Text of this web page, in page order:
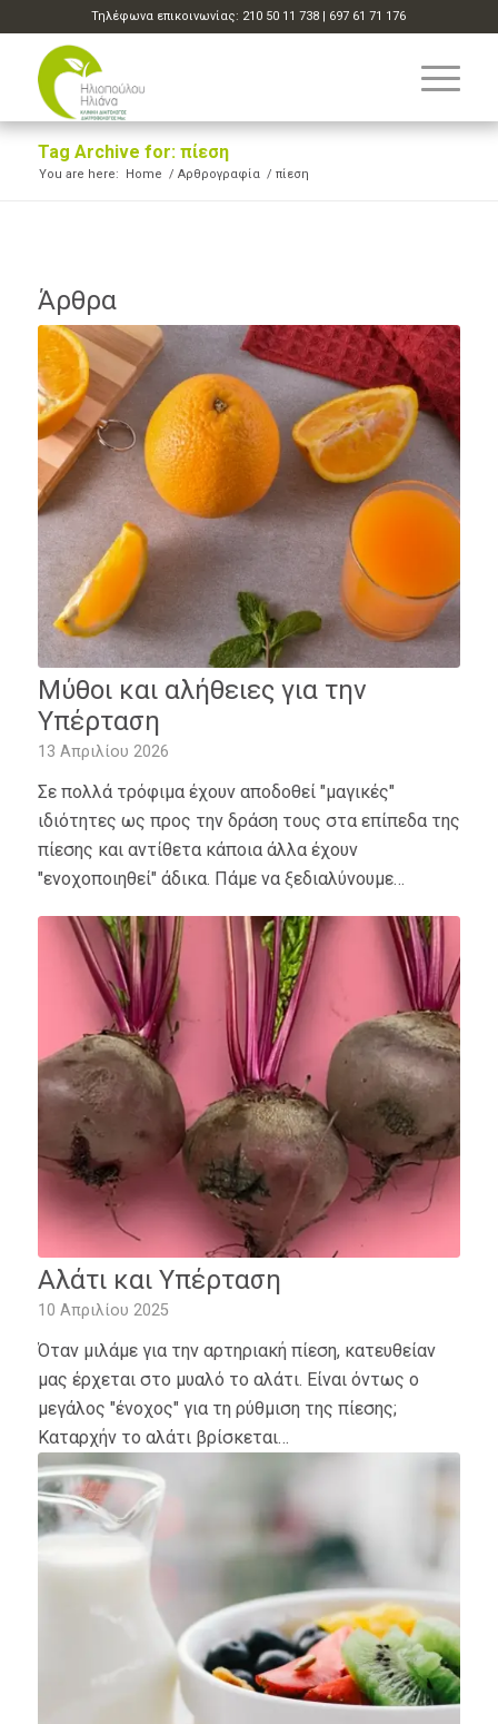
Τηλέφωνα επικοινωνίας: 210 50 11 738 | 697 61 71 176
Tag Archive for: πίεση
You are here: Home / Αρθρογραφία / πίεση
Άρθρα
Μύθοι και αλήθειες για την
Υπέρταση
13 Απριλίου 2026
Σε πολλά τρόφιμα έχουν αποδοθεί "μαγικές"
ιδιότητες ως προς την δράση τους στα επίπεδα της
πίεσης και αντίθετα κάποια άλλα έχουν
"ενοχοποιηθεί" άδικα. Πάμε να ξεδιαλύνουμε…
Αλάτι και Υπέρταση
10 Απριλίου 2025
Όταν μιλάμε για την αρτηριακή πίεση, κατευθείαν
μας έρχεται στο μυαλό το αλάτι. Είναι όντως ο
μεγάλος "ένοχος" για τη ρύθμιση της πίεσης;
Καταρχήν το αλάτι βρίσκεται…